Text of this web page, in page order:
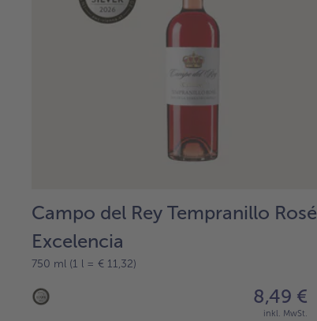
Campo del Rey Tempranillo Rosé
Excelencia
750 ml (1 l = € 11,32)
8,49 €
inkl. MwSt.